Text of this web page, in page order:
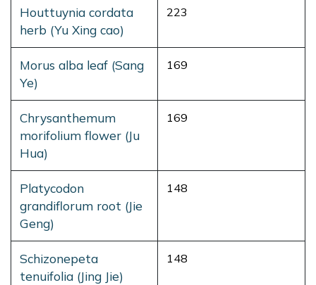
Houttuynia cordata
herb (Yu Xing cao)
223
Morus alba leaf (Sang
Ye)
169
Chrysanthemum
morifolium flower (Ju
Hua)
169
Platycodon
grandiflorum root (Jie
Geng)
148
Schizonepeta
tenuifolia (Jing Jie)
148